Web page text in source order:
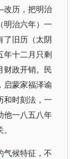
改历，把明治
明治六年）一
了旧历（太阴
年十二月只剩
财政开销。民
启蒙家福泽谕
和时刻法，一
他一八五八年
气候特征，不